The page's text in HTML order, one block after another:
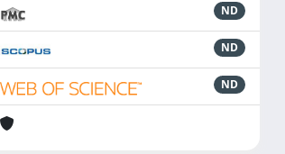
ND
ND
ND